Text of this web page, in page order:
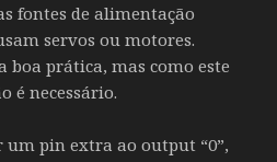
fontes de alimentação
servos ou motores.
boa prática, mas como este
é necessário.
um pin extra ao output “0”,